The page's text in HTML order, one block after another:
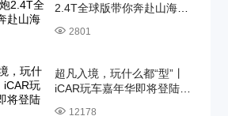
2.4T全球版带你奔赴山海玩
2801
超凡入境，玩什么都“型”丨
iCAR玩车嘉年华即将登陆羊
12178